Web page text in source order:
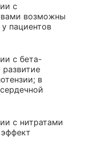
с
возможны
пациентов
с бета-
в
с нитратами